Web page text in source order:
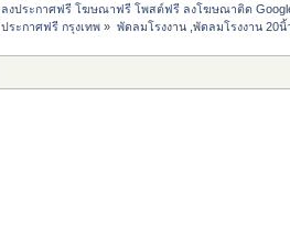
ลงประกาศฟรี โฆษณาฟรี โพสต์ฟรี ลงโฆษณาติด
ประกาศฟรี กรุงเทพ » พัดลมโรงงาน ,พัดลมโรงงาน 20